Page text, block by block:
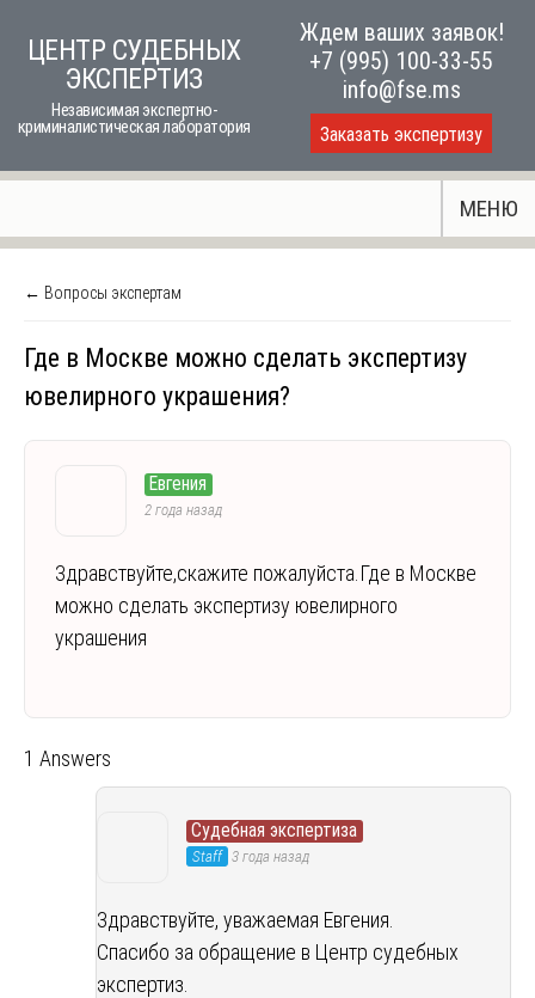
ЦЕНТР СУДЕБНЫХ
ЭКСПЕРТИЗ
Независимая экспертно-
криминалистическая лаборатория
Ждем ваших заявок!
+7 (995) 100-33-55
info@fse.ms
Заказать экспертизу
МЕНЮ
← Вопросы экспертам
Где в Москве можно сделать экспертизу
ювелирного украшения?
Евгения
2 года назад
Здравствуйте,скажите пожалуйста.Где в Москве
можно сделать экспертизу ювелирного
украшения
1 Answers
Судебная экспертиза
Staff 3 года назад
Здравствуйте, уважаемая Евгения.
Спасибо за обращение в Центр судебных
экспертиз.